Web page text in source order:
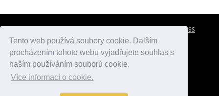
Tento web používá soubory cookie. Dalším
procházením tohoto webu vyjadřujete souhlas s
naším používáním souborů cookie.
Více informací o cookie.
RSS
atlaspamatek.info